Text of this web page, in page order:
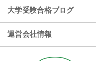
大学受験合格ブログ
運営会社情報